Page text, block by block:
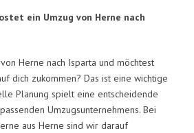
ein Umzug von Herne nach
Herne nach Isparta und möchtest
dich zukommen? Das ist eine wichtige
Planung spielt eine entscheidende
Umzugsunternehmens. Bei
aus Herne sind wir darauf